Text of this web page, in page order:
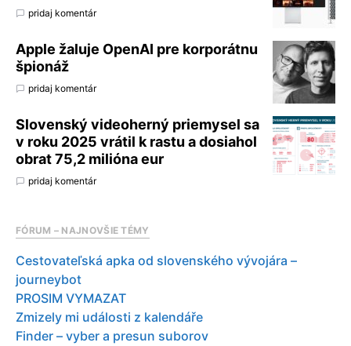
pridaj komentár
Apple žaluje OpenAI pre korporátnu
špionáž
pridaj komentár
Slovenský videoherný priemysel sa
v roku 2025 vrátil k rastu a dosiahol
obrat 75,2 milióna eur
pridaj komentár
FÓRUM – NAJNOVŠIE TÉMY
Cestovateľská apka od slovenského vývojára –
journeybot
PROSIM VYMAZAT
Zmizely mi události z kalendáře
Finder – vyber a presun suborov